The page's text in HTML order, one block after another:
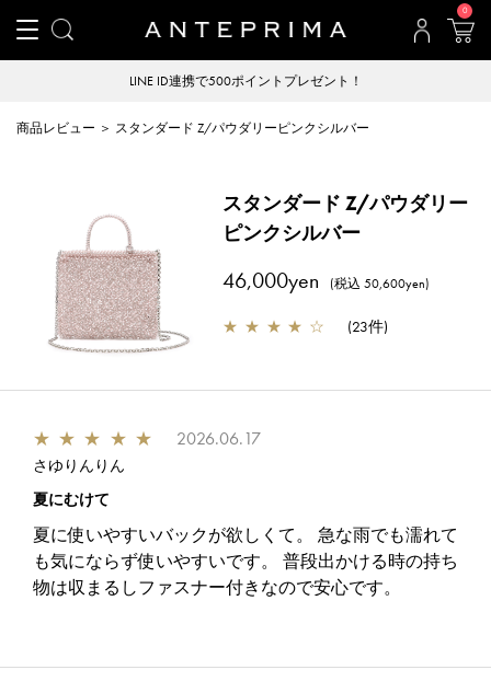
0
LINE ID連携で500ポイントプレゼント！
商品レビュー ＞ スタンダード Z/パウダリーピンクシルバー
スタンダード Z/パウダリー
ピンクシルバー
46,000yen (税込 50,600yen)
★ ★ ★ ★ ☆ (23件)
★ ★ ★ ★ ★ 2026.06.17
さゆりんりん
夏にむけて
夏に使いやすいバックが欲しくて。 急な雨でも濡れて
も気にならず使いやすいです。 普段出かける時の持ち
物は収まるしファスナー付きなので安心です。